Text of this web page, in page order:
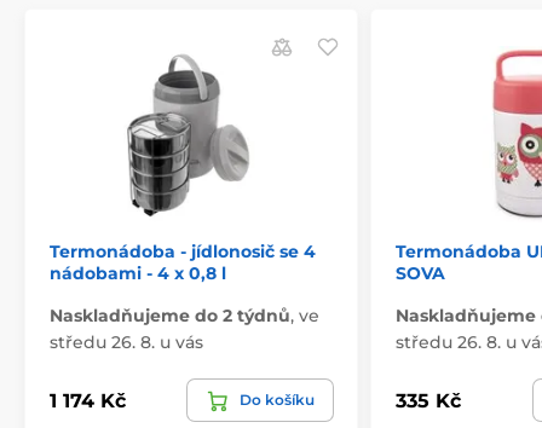
Termonádoba - jídlonosič se 4
nádobami - 4 x 0,8 l
Naskladňujeme do 2 týdnů, ve
středu 26. 8. u vás
1 174 Kč Do košíku
Termonádoba
SOVA
Naskladňujeme
středu 26. 8. u
335 Kč